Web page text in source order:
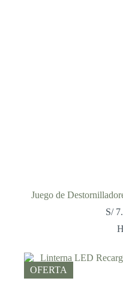
Juego de
S/
OFERTA